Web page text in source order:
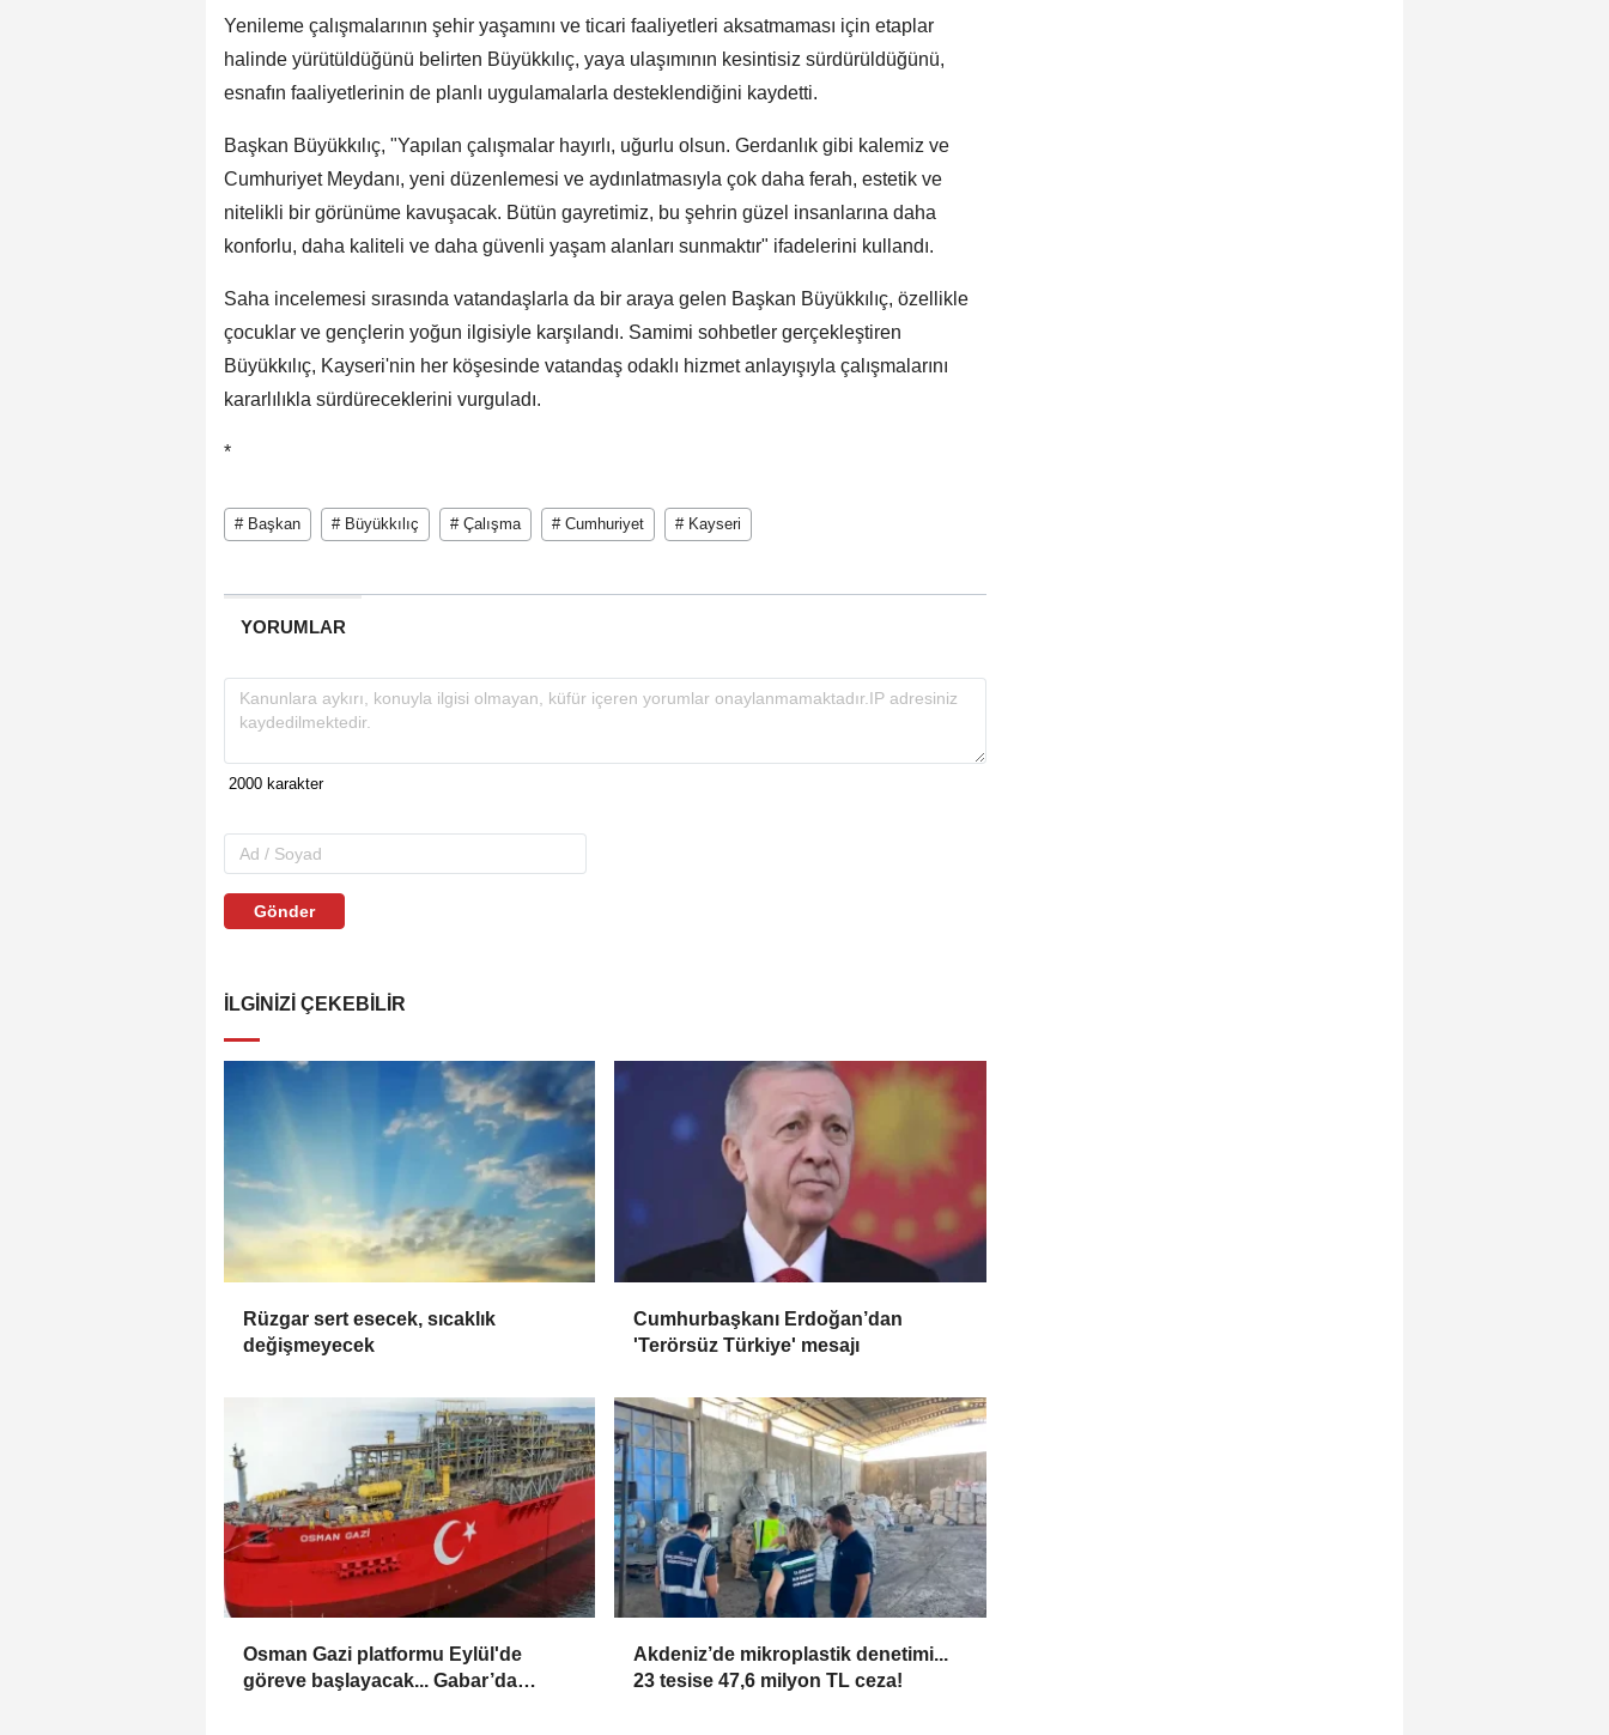
Yenileme çalışmalarının şehir yaşamını ve ticari faaliyetleri aksatmaması için etaplar
halinde yürütüldüğünü belirten Büyükkılıç, yaya ulaşımının kesintisiz sürdürüldüğünü,
esnafın faaliyetlerinin de planlı uygulamalarla desteklendiğini kaydetti.
Başkan Büyükkılıç, "Yapılan çalışmalar hayırlı, uğurlu olsun. Gerdanlık gibi kalemiz ve
Cumhuriyet Meydanı, yeni düzenlemesi ve aydınlatmasıyla çok daha ferah, estetik ve
nitelikli bir görünüme kavuşacak. Bütün gayretimiz, bu şehrin güzel insanlarına daha
konforlu, daha kaliteli ve daha güvenli yaşam alanları sunmaktır" ifadelerini kullandı.
Saha incelemesi sırasında vatandaşlarla da bir araya gelen Başkan Büyükkılıç, özellikle
çocuklar ve gençlerin yoğun ilgisiyle karşılandı. Samimi sohbetler gerçekleştiren
Büyükkılıç, Kayseri'nin her köşesinde vatandaş odaklı hizmet anlayışıyla çalışmalarını
kararlılıkla sürdüreceklerini vurguladı.
*
# Başkan # Büyükkılıç # Çalışma # Cumhuriyet # Kayseri
YORUMLAR
Gönder
İLGINIZI ÇEKEBILIR
Rüzgar sert esecek, sıcaklık
değişmeyecek
Cumhurbaşkanı Erdoğan’dan
'Terörsüz Türkiye' mesajı
Osman Gazi platformu Eylül'de
göreve başlayacak... Gabar’da
Akdeniz’de mikroplastik denetimi...
23 tesise 47,6 milyon TL ceza!